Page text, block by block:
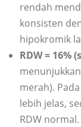
rendah
konsisten
hipokromik
RDW = 16%
menunjukkan
merah).
lebih jelas,
RDW